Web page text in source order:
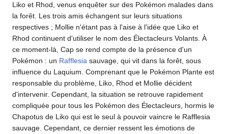
Liko et Rhod, venus enquêter sur des Pokémon malades dans
la forêt. Les trois amis échangent sur leurs situations
respectives ; Mollie n'étant pas à l'aise à l'idée que Liko et
Rhod continuent d'utiliser le nom des Électacleurs Volants. À
ce moment-là, Cap se rend compte de la présence d'un
Pokémon : un Rafflesia sauvage, qui vit dans la forêt, sous
influence du Laquium. Comprenant que le Pokémon Plante est
responsable du problème, Liko, Rhod et Mollie décident
d'intervenir. Cependant, la situation se retrouve rapidement
compliquée pour tous les Pokémon des Électacleurs, hormis le
Chapotus de Liko qui est le seul à pouvoir vaincre le Rafflesia
sauvage. Cependant, ce dernier ressent les émotions de